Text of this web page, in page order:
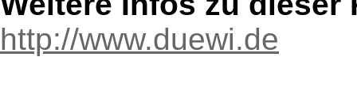
http://www.duewi.de